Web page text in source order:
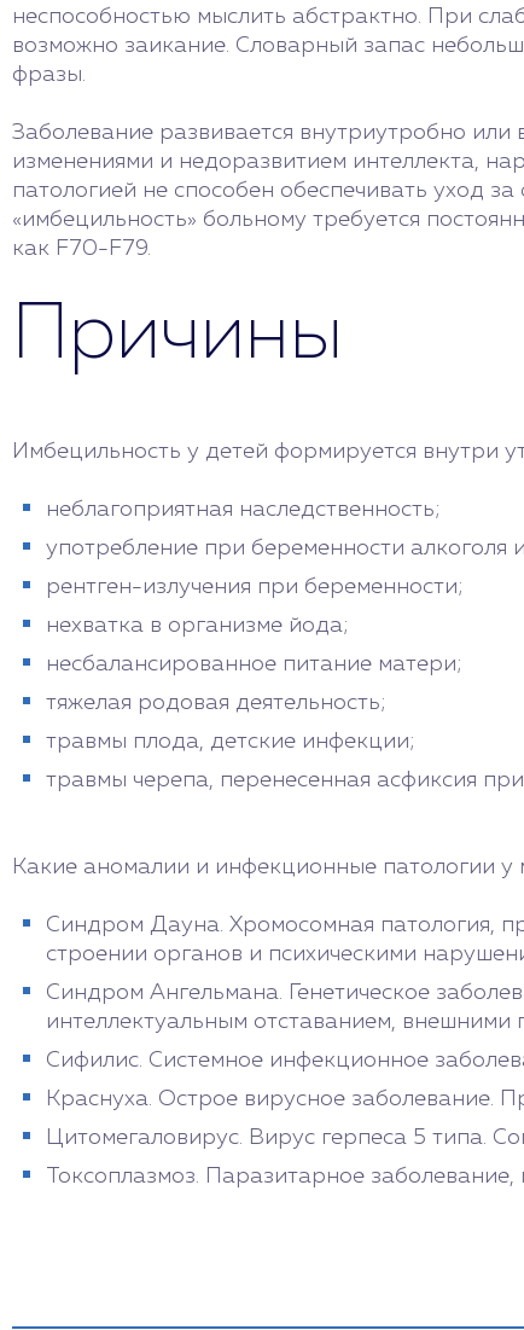
неспособностью мыслить абстрактно. При
возможно заикание. Словарный запас
фразы.
Заболевание развивается внутриутробно
изменениями и недоразвитием интеллекта,
патологией не способен обеспечивать уход
«имбецильность» больному требуется
как F70-F79.
Причины
Имбецильность у детей формируется
неблагоприятная наследственность;
употребление при беременности алкоголя
рентген-излучения при беременности;
нехватка в организме йода;
несбалансированное питание матери;
тяжелая родовая деятельность;
травмы плода, детские инфекции;
травмы черепа, перенесенная асфиксия
Какие аномалии и инфекционные патологии у
Синдром Дауна. Хромосомная патология,
строении органов и психическими
Синдром Ангельмана. Генетическое
интеллектуальным отставанием, внешними
Сифилис. Системное инфекционное
Краснуха. Острое вирусное заболевание.
Цитомегаловирус. Вирус герпеса 5 типа.
Токсоплазмоз. Паразитарное